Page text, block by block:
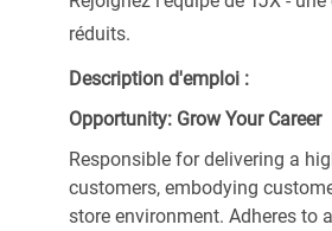
réduits.
Description d'emploi :
Opportunity: Grow Your Career
Responsible for delivering a
customers, embodying
store environment. Adheres to